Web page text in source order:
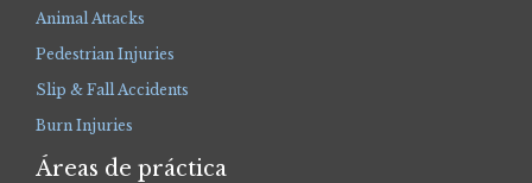
Animal Attacks
Pedestrian Injuries
Slip & Fall Accidents
Burn Injuries
Áreas de práctica